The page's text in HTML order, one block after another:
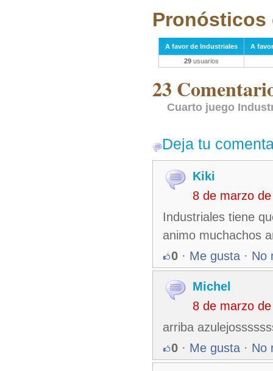
Pronósticos
A favor de Industriales
A
29 usuarios
23
Cuarto juego
Deja tu
Kiki
8 de marzo
Industriales tiene
animo muchachos
0 · Me gusta · No
Michel
8 de marzo
arriba
0 · Me gusta · No